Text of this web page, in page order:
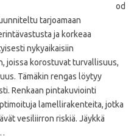
od
tarjoamaan
ja korkeaa
nykyaikaisiin
joissa korostuvat turvallisuus,
Tämäkin rengas löytyy
Renkaan pintakuviointi
lamellirakenteita, jotka
vesiliirron riskiä. Jäykkä